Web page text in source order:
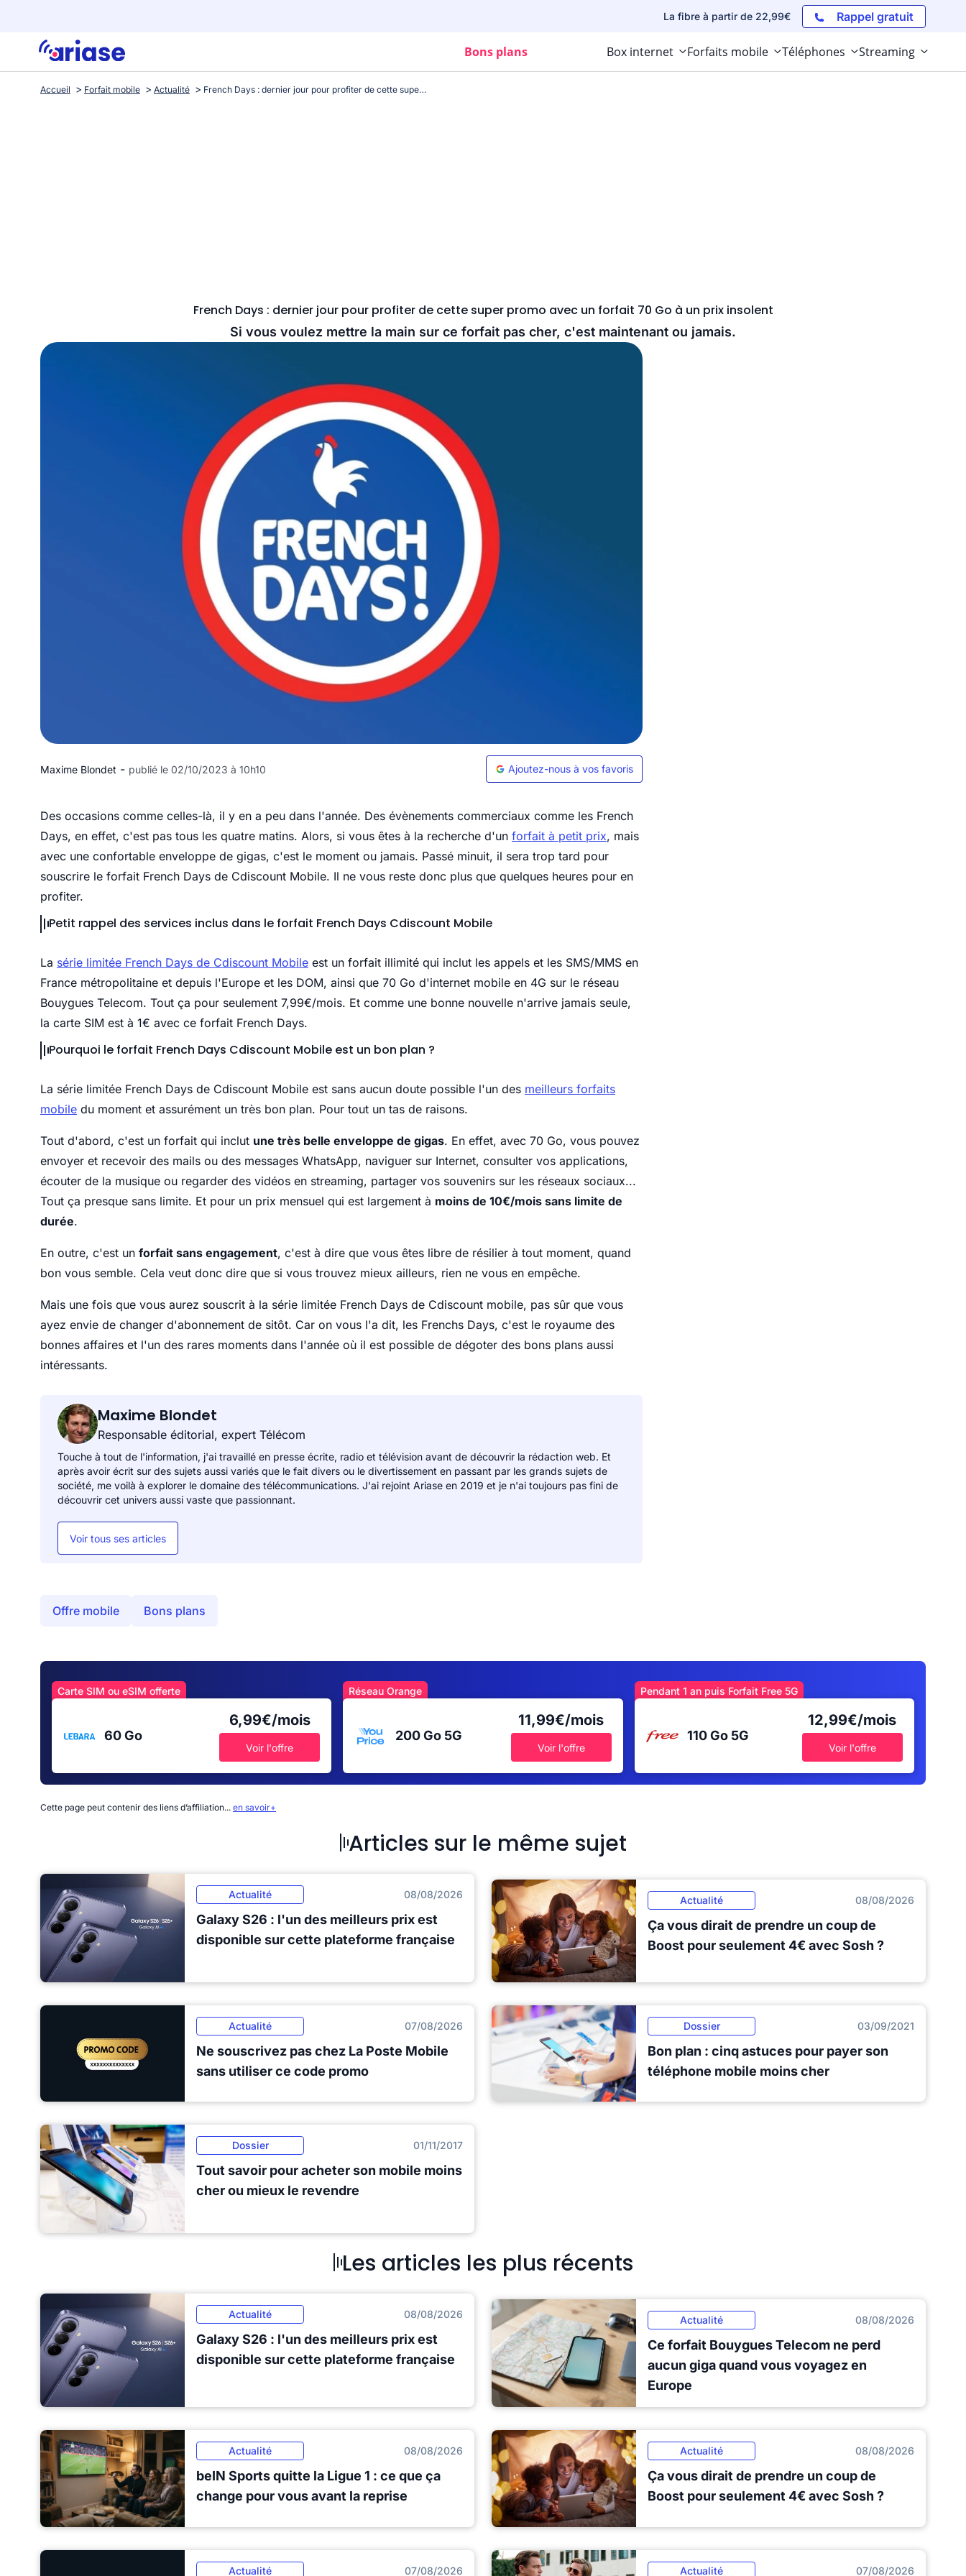
La fibre à partir de 22,99€ Rappel gratuit
Bons plans Box internet Forfaits mobile Téléphones Streaming
Accueil Forfait mobile Actualité French Days : dernier jour pour profiter de cette super promo avec un forfait 70 Go à un prix insolent
French Days : dernier jour pour profiter de cette super promo avec un forfait 70 Go à un prix insolent
Si vous voulez mettre la main sur ce forfait pas cher, c'est maintenant ou jamais.
Maxime Blondet - publié le 02/10/2023 à 10h10 Ajoutez-nous à vos favoris
Des occasions comme celles-là, il y en a peu dans l'année. Des évènements commerciaux comme les French
Days, en effet, c'est pas tous les quatre matins. Alors, si vous êtes à la recherche d'un forfait à petit prix, mais
avec une confortable enveloppe de gigas, c'est le moment ou jamais. Passé minuit, il sera trop tard pour
souscrire le forfait French Days de Cdiscount Mobile. Il ne vous reste donc plus que quelques heures pour en
profiter.
Petit rappel des services inclus dans le forfait French Days Cdiscount Mobile
La série limitée French Days de Cdiscount Mobile est un forfait illimité qui inclut les appels et les SMS/MMS en
France métropolitaine et depuis l'Europe et les DOM, ainsi que 70 Go d'internet mobile en 4G sur le réseau
Bouygues Telecom. Tout ça pour seulement 7,99€/mois. Et comme une bonne nouvelle n'arrive jamais seule,
la carte SIM est à 1€ avec ce forfait French Days.
Pourquoi le forfait French Days Cdiscount Mobile est un bon plan ?
La série limitée French Days de Cdiscount Mobile est sans aucun doute possible l'un des meilleurs forfaits
mobile du moment et assurément un très bon plan. Pour tout un tas de raisons.
Tout d'abord, c'est un forfait qui inclut une très belle enveloppe de gigas. En effet, avec 70 Go, vous pouvez
envoyer et recevoir des mails ou des messages WhatsApp, naviguer sur Internet, consulter vos applications,
écouter de la musique ou regarder des vidéos en streaming, partager vos souvenirs sur les réseaux sociaux...
Tout ça presque sans limite. Et pour un prix mensuel qui est largement à moins de 10€/mois sans limite de
durée.
En outre, c'est un forfait sans engagement, c'est à dire que vous êtes libre de résilier à tout moment, quand
bon vous semble. Cela veut donc dire que si vous trouvez mieux ailleurs, rien ne vous en empêche.
Mais une fois que vous aurez souscrit à la série limitée French Days de Cdiscount mobile, pas sûr que vous
ayez envie de changer d'abonnement de sitôt. Car on vous l'a dit, les Frenchs Days, c'est le royaume des
bonnes affaires et l'un des rares moments dans l'année où il est possible de dégoter des bons plans aussi
intéressants.
Maxime Blondet
Responsable éditorial, expert Télécom
Touche à tout de l'information, j'ai travaillé en presse écrite, radio et télévision avant de découvrir la rédaction web. Et
après avoir écrit sur des sujets aussi variés que le fait divers ou le divertissement en passant par les grands sujets de
société, me voilà à explorer le domaine des télécommunications. J'ai rejoint Ariase en 2019 et je n'ai toujours pas fini de
découvrir cet univers aussi vaste que passionnant.
Voir tous ses articles
Offre mobile Bons plans
Carte SIM ou eSIM offerte
60 Go
6,99€/mois
Voir l'offre
Réseau Orange
200 Go 5G
11,99€/mois
Voir l'offre
Pendant 1 an puis Forfait Free 5G
110 Go 5G
12,99€/mois
Voir l'offre
Cette page peut contenir des liens d’affiliation... en savoir+
Articles sur le même sujet
Actualité 08/08/2026
Galaxy S26 : l'un des meilleurs prix est
disponible sur cette plateforme française
Actualité 08/08/2026
Ça vous dirait de prendre un coup de
Boost pour seulement 4€ avec Sosh ?
Actualité 07/08/2026
Ne souscrivez pas chez La Poste Mobile
sans utiliser ce code promo
Dossier 03/09/2021
Bon plan : cinq astuces pour payer son
téléphone mobile moins cher
Dossier 01/11/2017
Tout savoir pour acheter son mobile moins
cher ou mieux le revendre
Les articles les plus récents
Actualité 08/08/2026
Galaxy S26 : l'un des meilleurs prix est
disponible sur cette plateforme française
Actualité 08/08/2026
Ce forfait Bouygues Telecom ne perd
aucun giga quand vous voyagez en
Europe
Actualité 08/08/2026
beIN Sports quitte la Ligue 1 : ce que ça
change pour vous avant la reprise
Actualité 08/08/2026
Ça vous dirait de prendre un coup de
Boost pour seulement 4€ avec Sosh ?
Actualité 07/08/2026 Actualité 07/08/2026